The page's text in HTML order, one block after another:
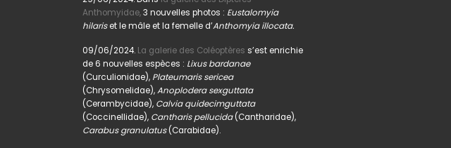
Anthomyidae,3 nouvelles photos : Eustalomyia
hilariset le mâle et la femelle d’Anthomyia illocata.
09/06/2024. La galerie des Coléoptères s’est enrichie
de 6 nouvelles espèces : Lixus bardanae
(Curculionidae), Plateumaris sericea
(Chrysomelidae),Anoplodera sexguttata
(Cerambycidae), Calvia quidecimguttata
(Coccinellidae), Cantharis pellucida(Cantharidae),
Carabus granulatus(Carabidae).